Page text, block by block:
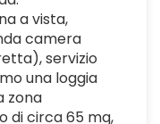
a vista,
camera
servizio
una loggia
zona
di circa 65 mq,